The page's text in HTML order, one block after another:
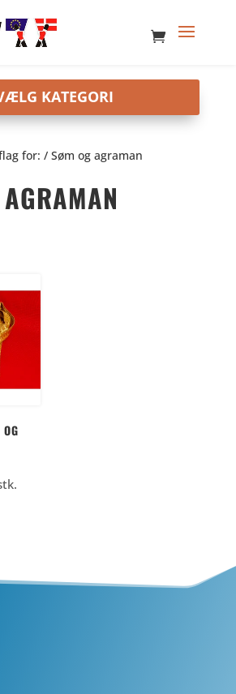
for: / Søm og agraman